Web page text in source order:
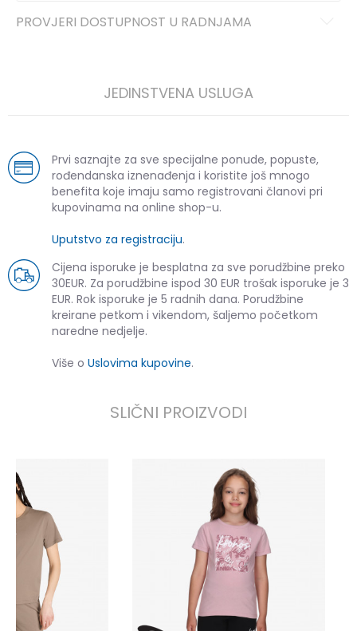
PROVJERI DOSTUPNOST U RADNJAMA
JEDINSTVENA USLUGA
Prvi saznajte za sve specijalne ponude, popuste,
rođendanska iznenađenja i koristite još mnogo
benefita koje imaju samo registrovani članovi pri
kupovinama na online shop-u.
Uputstvo za registraciju.
Cijena isporuke je besplatna za sve porudžbine preko
30EUR. Za porudžbine ispod 30 EUR trošak isporuke je 3
EUR. Rok isporuke je 5 radnih dana. Porudžbine
kreirane petkom i vikendom, šaljemo početkom
naredne nedjelje.
Više o Uslovima kupovine.
SLIČNI PROIZVODI